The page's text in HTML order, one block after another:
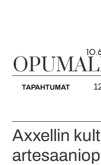
TAPAHTUMAT
Axxellin